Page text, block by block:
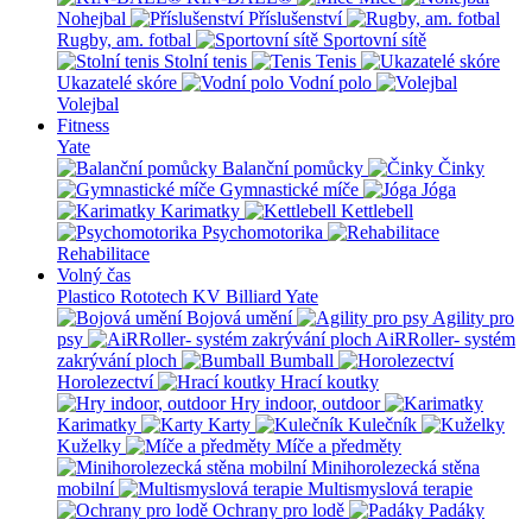
Nohejbal
Příslušenství
Rugby, am. fotbal
Sportovní sítě
Stolní tenis
Tenis
Ukazatelé skóre
Vodní polo
Volejbal
Fitness
Yate
Balanční pomůcky
Činky
Gymnastické míče
Jóga
Karimatky
Kettlebell
Psychomotorika
Rehabilitace
Volný čas
Plastico Rototech KV Billiard Yate
Bojová umění
Agility pro
psy
AiRRoller- systém
zakrývání ploch
Bumball
Horolezectví
Hrací koutky
Hry indoor, outdoor
Karimatky
Karty
Kulečník
Kuželky
Míče a předměty
Minihorolezecká stěna
mobilní
Multismyslová terapie
Ochrany pro lodě
Padáky